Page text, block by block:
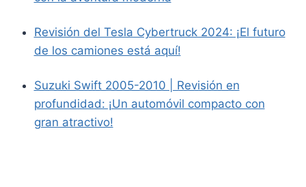
Revisión del Tesla Cybertruck 2024: ¡El futuro
de los camiones está aquí!
Suzuki Swift 2005-2010 | Revisión en
profundidad: ¡Un automóvil compacto con
gran atractivo!